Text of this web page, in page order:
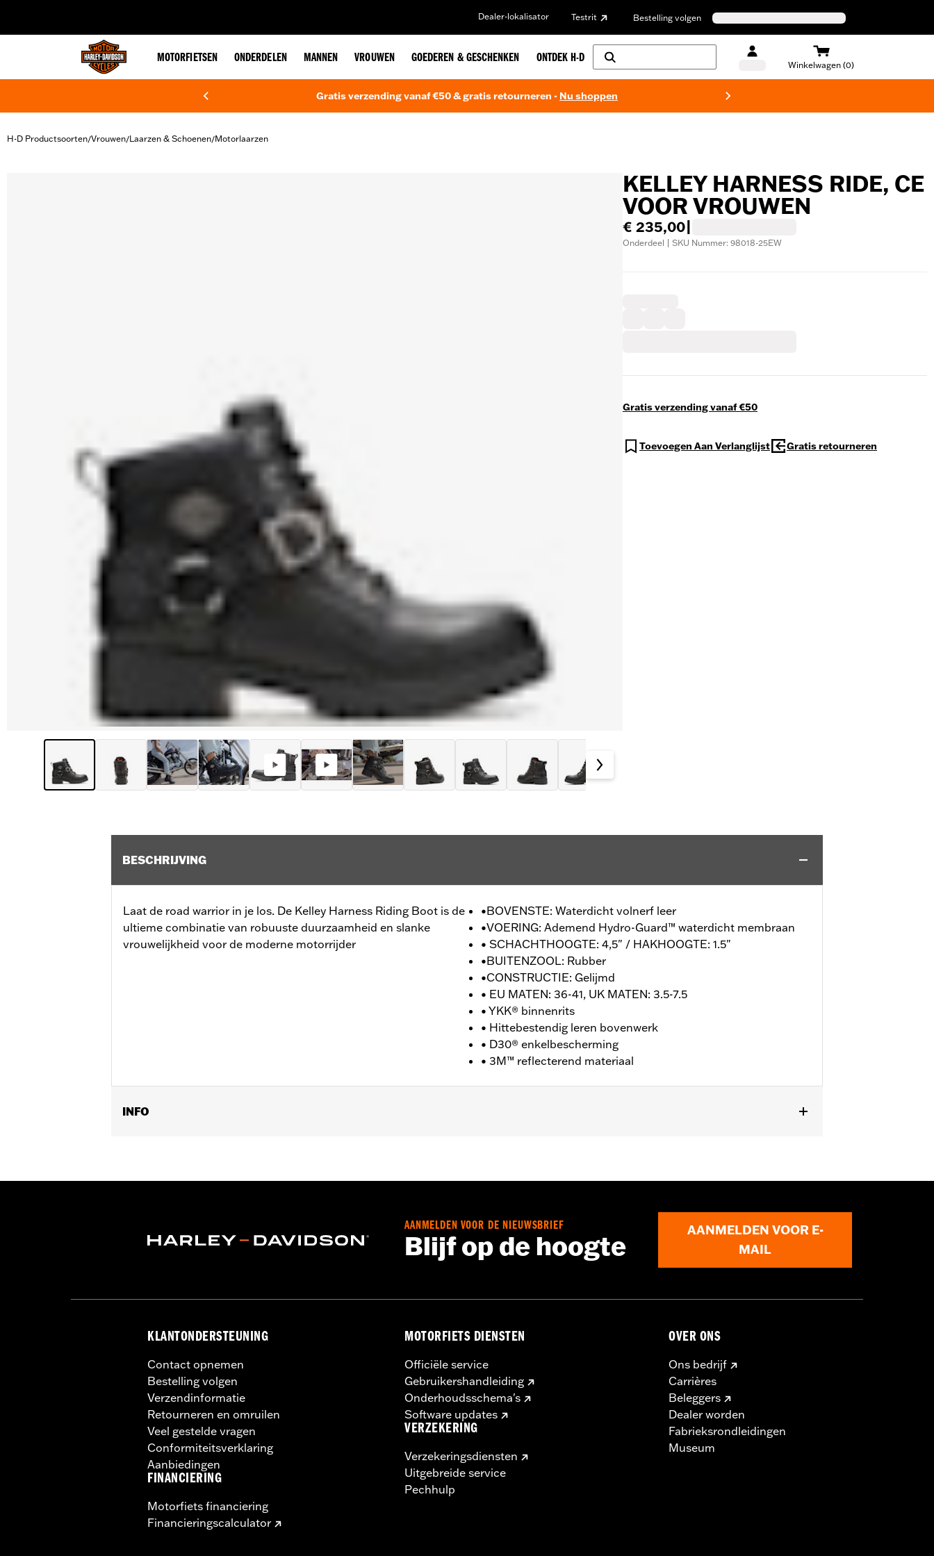
Dealer-lokalisator Testrit Bestelling volgen
MOTORFIETSEN ONDERDELEN MANNEN VROUWEN GOEDEREN & GESCHENKEN ONTDEK H-D
Winkelwagen (0)
Gratis verzending vanaf €50 & gratis retourneren - Nu shoppen
H-D Productsoorten/Vrouwen/Laarzen & Schoenen/Motorlaarzen
KELLEY HARNESS RIDE, CE
VOOR VROUWEN
€ 235,00
Onderdeel | SKU Nummer: 98018-25EW
Gratis verzending vanaf €50
Toevoegen Aan Verlanglijst Gratis retourneren
BESCHRIJVING
Laat de road warrior in je los. De Kelley Harness Riding Boot is de
ultieme combinatie van robuuste duurzaamheid en slanke
vrouwelijkheid voor de moderne motorrijder
•BOVENSTE: Waterdicht volnerf leer
•VOERING: Ademend Hydro-Guard™ waterdicht membraan
• SCHACHTHOOGTE: 4,5" / HAKHOOGTE: 1.5"
•BUITENZOOL: Rubber
•CONSTRUCTIE: Gelijmd
• EU MATEN: 36-41, UK MATEN: 3.5-7.5
• YKK® binnenrits
• Hittebestendig leren bovenwerk
• D30® enkelbescherming
• 3M™ reflecterend materiaal
INFO
Herkomst:Geïmporteerd
AANMELDEN VOOR DE NIEUWSBRIEF
Blijf op de hoogte
AANMELDEN VOOR E-
MAIL
KLANTONDERSTEUNING
Contact opnemen
Bestelling volgen
Verzendinformatie
Retourneren en omruilen
Veel gestelde vragen
Conformiteitsverklaring
Aanbiedingen
FINANCIERING
Motorfiets financiering
Financieringscalculator
MOTORFIETS DIENSTEN
Officiële service
Gebruikershandleiding
Onderhoudsschema's
Software updates
VERZEKERING
Verzekeringsdiensten
Uitgebreide service
Pechhulp
OVER ONS
Ons bedrijf
Carrières
Beleggers
Dealer worden
Fabrieksrondleidingen
Museum